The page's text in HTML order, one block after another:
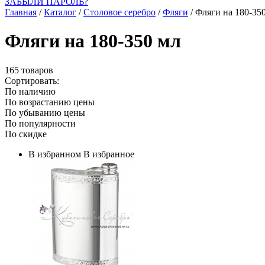
Главная /Каталог /Столовое серебро /Фляги /Фляги на 180-
Фляги на 180-350 мл
165 товаров
Сортировать:
По наличию
По возрастанию цены
По убыванию цены
По популярности
По скидке
В избранном В избранное